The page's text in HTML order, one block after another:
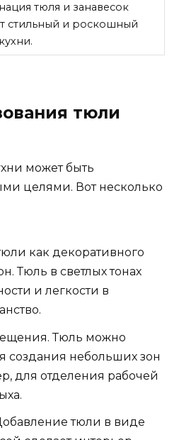
тюля и занавесок
стильный и роскошный
тюли
может быть
целями. Вот несколько
как декоративного
Тюль в светлых тонах
и легкости в
Тюль можно
создания небольших зон
для отделения рабочей
тюли в виде